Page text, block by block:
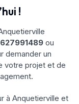
!
ou
demander un
votre projet et de
à Anquetierville et